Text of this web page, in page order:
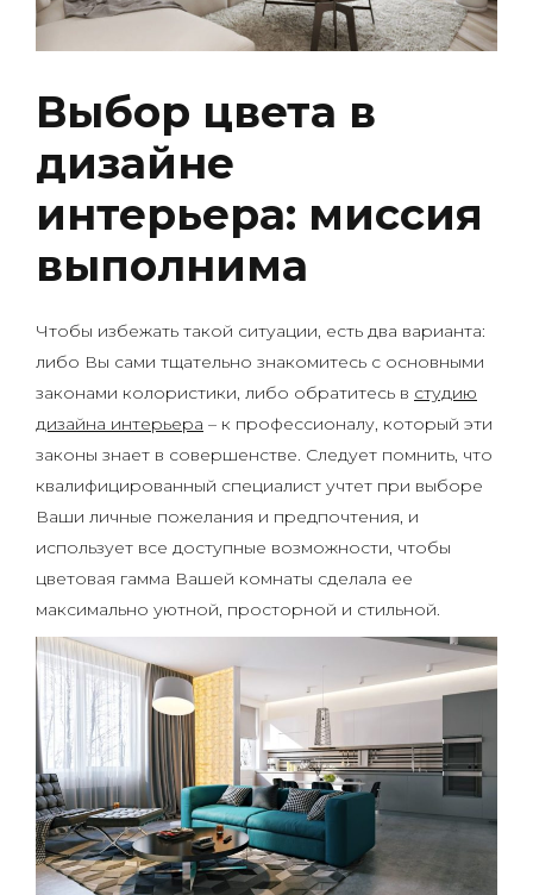
Выбор цвета в
дизайне
интерьера: миссия
выполнима
Чтобы избежать такой ситуации, есть два варианта:
либо Вы сами тщательно знакомитесь с основными
законами колористики, либо обратитесь в студию
дизайна интерьера – к профессионалу, который эти
законы знает в совершенстве. Следует помнить, что
квалифицированный специалист учтет при выборе
Ваши личные пожелания и предпочтения, и
использует все доступные возможности, чтобы
цветовая гамма Вашей комнаты сделала ее
максимально уютной, просторной и стильной.